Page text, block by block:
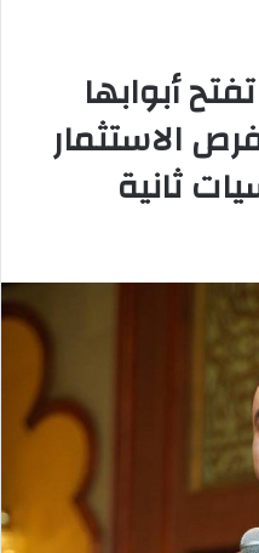
أبوابها
الاستثمار
ثانية